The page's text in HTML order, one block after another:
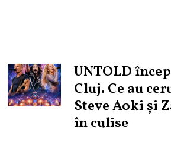
UNTOLD
Cluj. Ce au
Steve Aoki și
în culise